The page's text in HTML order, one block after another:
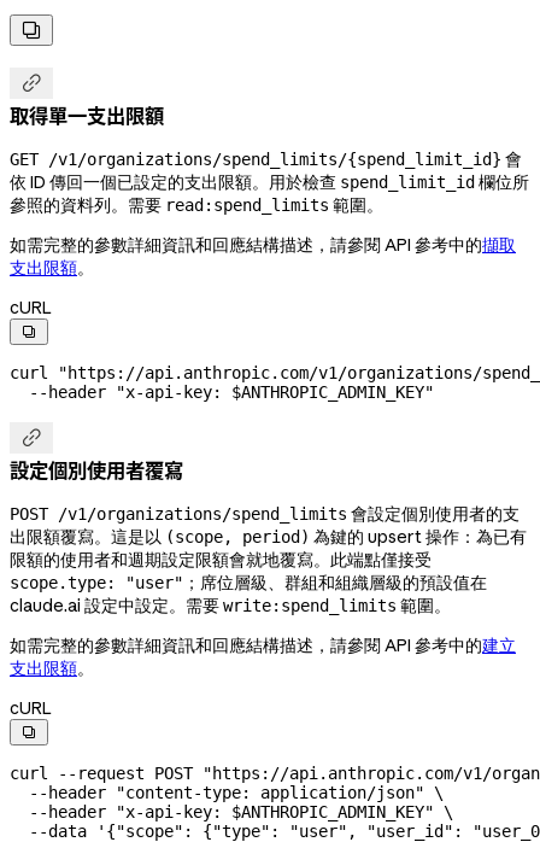


取得單一支出限額
GET /v1/organizations/spend_limits/{spend_limit_id} 會
依 ID 傳回一個已設定的支出限額。用於檢查 spend_limit_id 欄位所
參照的資料列。需要 read:spend_limits 範圍。
如需完整的參數詳細資訊和回應結構描述，請參閱 API 參考中的擷取
支出限額。
cURL

curl
"https://api.anthropic.com/v1/organizations/
  --header
"x-api-key: $ANTHROPIC_ADMIN_KEY"

設定個別使用者覆寫
POST /v1/organizations/spend_limits 會設定個別使用者的支
出限額覆寫。這是以 (scope, period) 為鍵的 upsert 操作：為已有
限額的使用者和週期設定限額會就地覆寫。此端點僅接受
scope.type: "user" ；席位層級、群組和組織層級的預設值在
claude.ai 設定中設定。需要write:spend_limits 範圍。
如需完整的參數詳細資訊和回應結構描述，請參閱 API 參考中的建立
支出限額。
cURL

curl --request POST "https://api.anthropic.com/v1/
  --header
"content-type: application/json" \
  --header
"x-api-key: $ANTHROPIC_ADMIN_KEY" \
  --data
'{"scope": {"type": "user", "user_id":